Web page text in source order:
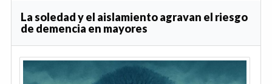
La soledad y el aislamiento agravan el riesgo
de demencia en mayores